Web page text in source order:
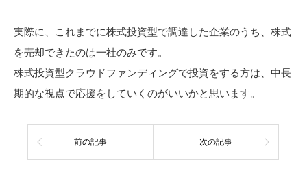
実際に、これまでに株式投資型で調達した企業のうち、株式
を売却できたのは一社のみです。
株式投資型クラウドファンディングで投資をする方は、中長
期的な視点で応援をしていくのがいいかと思います。
前の記事 次の記事